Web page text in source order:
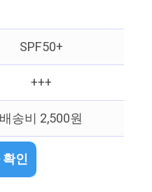
SPF50+
+++
배송비 2,500원
인